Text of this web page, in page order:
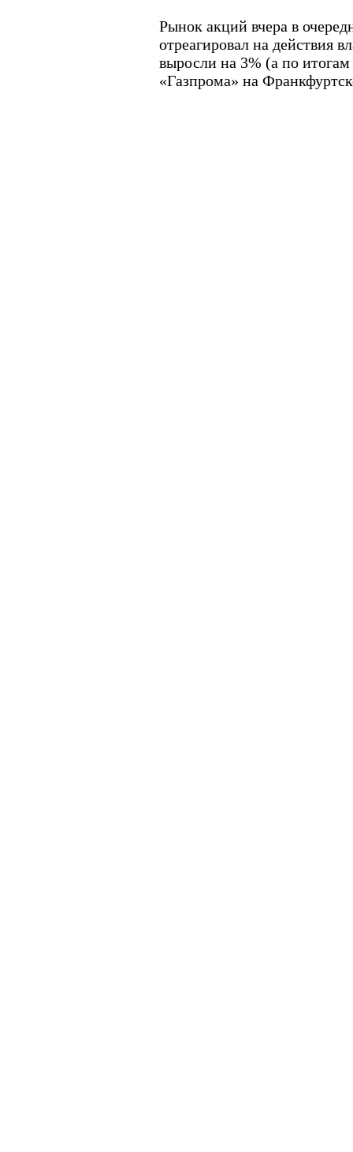
Рынок акций вчера в
отреагировал на действия
выросли на 3% (а по
«Газпрома» на